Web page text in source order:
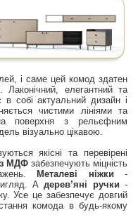
і саме цей комод здатен
Лаконічний, елегантний та
собі актуальний дизайн і
чистими лініями та
поверхня з рельєфним
візуально цікавою.
якісні та перевірені
з МДФ забезпечують міцність
Металеві ніжки -
вигляд. Адерев’яні ручки -
Усе це забезпечує довгий
комода в будь-якому